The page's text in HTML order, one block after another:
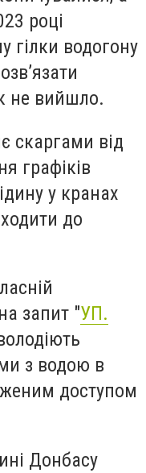
році
гілки водогону
не вийшло.
скаргами від
графіків
у кранах
до
запит "УП.
з водою в
доступом
Донбасу